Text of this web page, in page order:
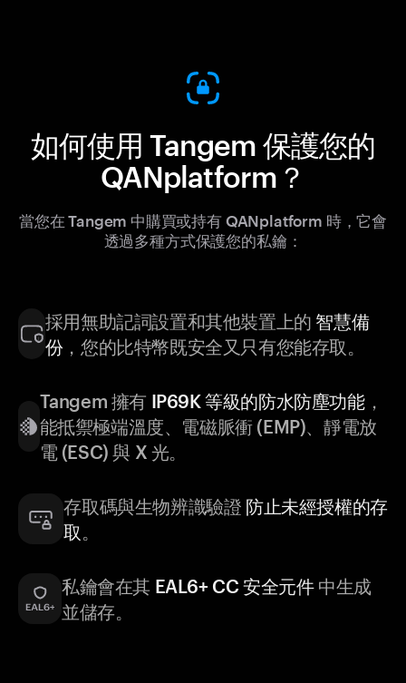
如何使用 Tangem 保護您的
QANplatform？
當您在 Tangem 中購買或持有 QANplatform 時，它會
透過多種方式保護您的私鑰：
採用無助記詞設置和其他裝置上的 智慧備
份，您的比特幣既安全又只有您能存取。
Tangem 擁有 IP69K 等級的防水防塵功能，
能抵禦極端溫度、電磁脈衝 (EMP)、靜電放
電 (ESC) 與 X 光。
存取碼與生物辨識驗證 防止未經授權的存
取 。
私鑰會在其 EAL6+ CC 安全元件中生成
並儲存。